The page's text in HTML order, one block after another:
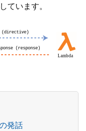
ています。
発話